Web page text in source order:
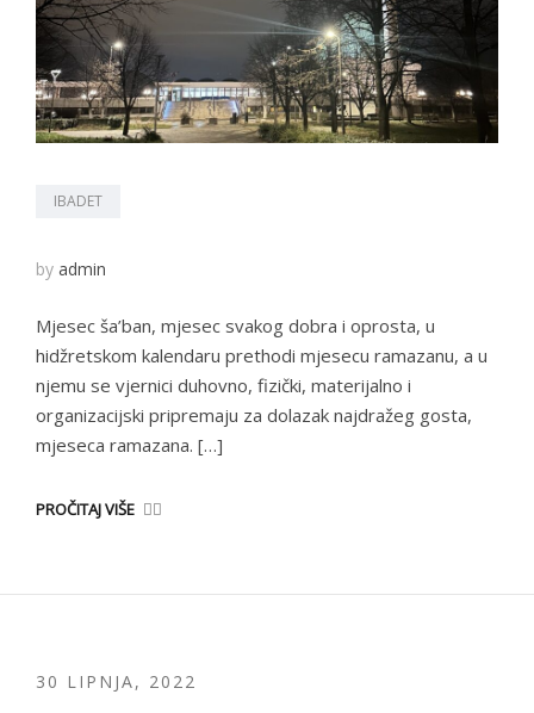
IBADET
by admin
Mjesec ša’ban, mjesec svakog dobra i oprosta, u
hidžretskom kalendaru prethodi mjesecu ramazanu, a u
njemu se vjernici duhovno, fizički, materijalno i
organizacijski pripremaju za dolazak najdražeg gosta,
mjeseca ramazana. […]
PROČITAJ VIŠE
30 LIPNJA, 2022